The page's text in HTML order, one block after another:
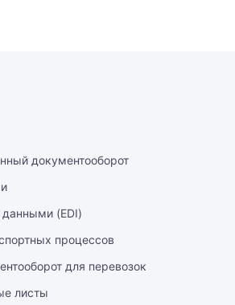
документооборот
(EDI)
процессов
для перевозок
листы